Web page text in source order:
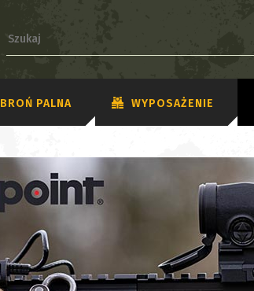
BROŃ PALNA WYPOSAŻENIE